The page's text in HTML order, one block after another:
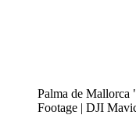
Palma de
Footage | DJI